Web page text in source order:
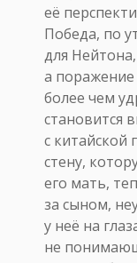
её
Победа, по
для
а поражение
более чем
становится
с
стену,
его мать,
за сыном,
у неё на
не